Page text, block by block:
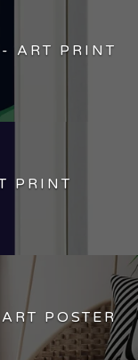
ART PRINT
PRINT
POSTER